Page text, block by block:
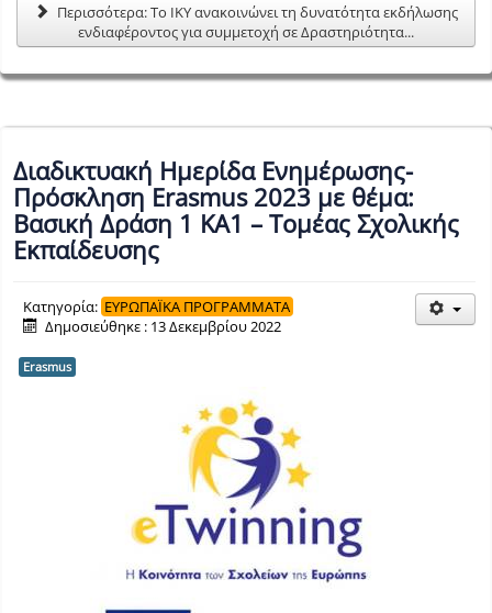
Περισσότερα: Το ΙΚΥ ανακοινώνει τη δυνατότητα εκδήλωσης
ενδιαφέροντος για συμμετοχή σε Δραστηριότητα...
Διαδικτυακή Ημερίδα Ενημέρωσης-
Πρόσκληση Erasmus 2023 με θέμα:
Βασική Δράση 1 ΚΑ1 – Τομέας Σχολικής
Εκπαίδευσης
Κατηγορία: ΕΥΡΩΠΑΪΚΑ ΠΡΟΓΡΑΜΜΑΤΑ
Δημοσιεύθηκε : 13 Δεκεμβρίου 2022
Erasmus